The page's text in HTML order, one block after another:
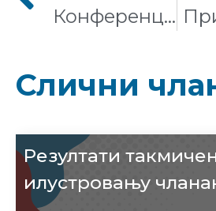
Конференција лидера Образовног програма Википедије у Београду
Слични
Резултати
илустровању